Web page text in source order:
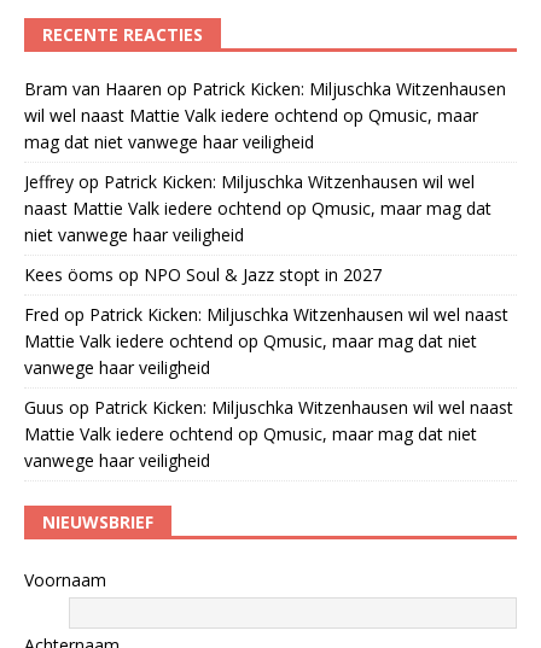
RECENTE REACTIES
Bram van Haaren op Patrick Kicken: Miljuschka Witzenhausen
wil wel naast Mattie Valk iedere ochtend op Qmusic, maar
mag dat niet vanwege haar veiligheid
Jeffrey op Patrick Kicken: Miljuschka Witzenhausen wil wel
naast Mattie Valk iedere ochtend op Qmusic, maar mag dat
niet vanwege haar veiligheid
Kees öoms op NPO Soul & Jazz stopt in 2027
Fred op Patrick Kicken: Miljuschka Witzenhausen wil wel naast
Mattie Valk iedere ochtend op Qmusic, maar mag dat niet
vanwege haar veiligheid
Guus op Patrick Kicken: Miljuschka Witzenhausen wil wel naast
Mattie Valk iedere ochtend op Qmusic, maar mag dat niet
vanwege haar veiligheid
NIEUWSBRIEF
Voornaam